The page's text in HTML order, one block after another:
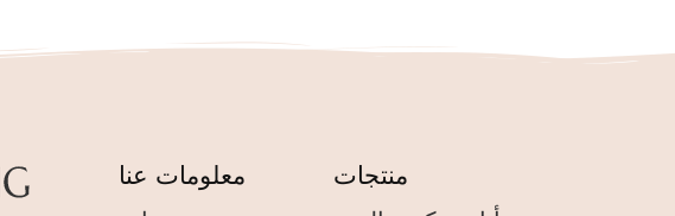
معلومات عنا
منتجات